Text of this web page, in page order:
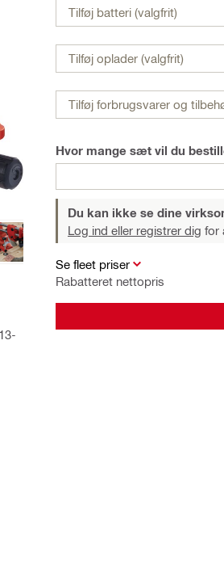
Tilføj batteri (valgfrit)
Tilføj oplader (valgfrit)
Tilføj forbrugsvarer og
Hvor mange sæt vil du
Du kan ikke se dine
Log ind eller registrer dig for
Se fleet priser
Rabatteret nettopris